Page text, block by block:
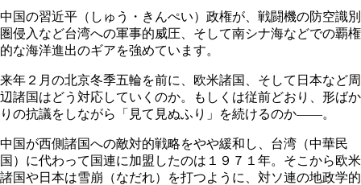
中国の習近平（しゅう・きんぺい）政権が、戦闘機の防空識別
圏侵入など台湾への軍事的威圧、そして南シナ海などでの覇権
的な海洋進出のギアを強めています。
来年２月の北京冬季五輪を前に、欧米諸国、そして日本など周
辺諸国はどう対応していくのか。もしくは従前どおり、形ばか
りの抗議をしながら「見て見ぬふり」を続けるのか――。
中国が西側諸国への敵対的戦略をやや緩和し、台湾（中華民
国）に代わって国連に加盟したのは１９７１年。そこから欧米
諸国や日本は雪崩（なだれ）を打つように、対ソ連の地政学的